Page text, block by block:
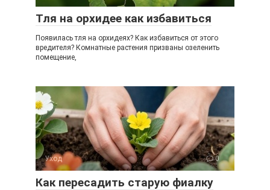
Тля на орхидее как избавиться
Появилась тля на орхидеях? Как избавиться от этого
вредителя? Комнатные растения призваны озеленить
помещение,
Уход 0
Как пересадить старую фиалку